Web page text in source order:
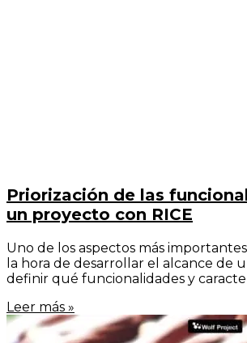
Priorización de las
un proyecto con RICE
Uno de los aspectos más
la hora de desarrollar el alcance de
definir qué funcionalidades y
Leer más »